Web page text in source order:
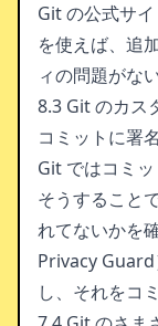
Git の公式サ
を使えば、追
ィの問題がな
8.3 Git のカス
コミットに署
Git ではコミッ
そうすること
れてないかを
Privacy
し、それをコ